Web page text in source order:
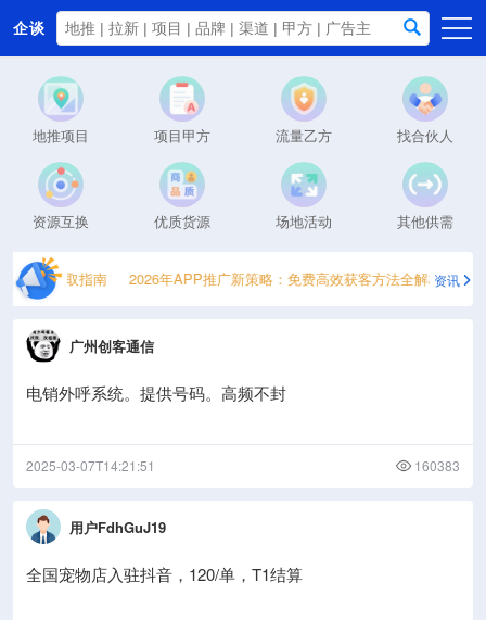
企谈
首页
商务资源
资讯动态
关于我们
地推项目 项目甲方 流量乙方 找合伙人
资源互换 优质货源 场地活动 其他供需
流量获取指南 2026年APP推广新策略：免费高效获客方法全解析 资讯
广州创客通信
电销外呼系统。提供号码。高频不封
2025-03-07T14:21:51 160383
用户FdhGuJ19
全国宠物店入驻抖音，120/单，T1结算